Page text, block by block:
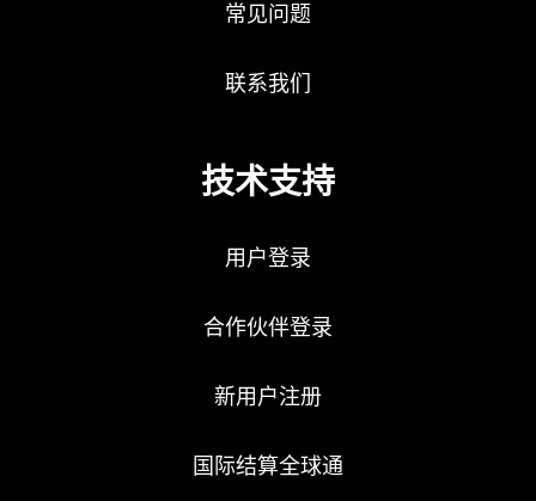
常见问题
联系我们
技术支持
用户登录
合作伙伴登录
新用户注册
国际结算全球通